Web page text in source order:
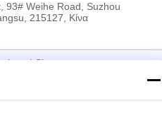
93# Weihe Road, Suzhou
215127, Κίνα
|Sitemap
SMT Προμηθευτής. 2017-
Όλα. Όλα τα δικαιώματα